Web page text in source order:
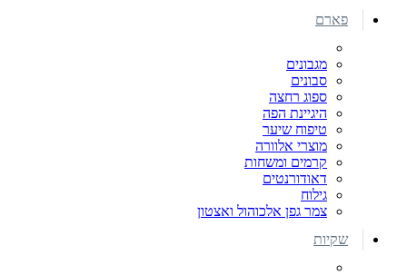
פארם
מגבונים
סבונים
ספוג רחצה
היגיינת הפה
טיפוח שיער
מוצרי אלוורה
קרמים ומשחות
דאודורנטים
גילוח
צמר גפן אלכוהול ואצטון
שקיות